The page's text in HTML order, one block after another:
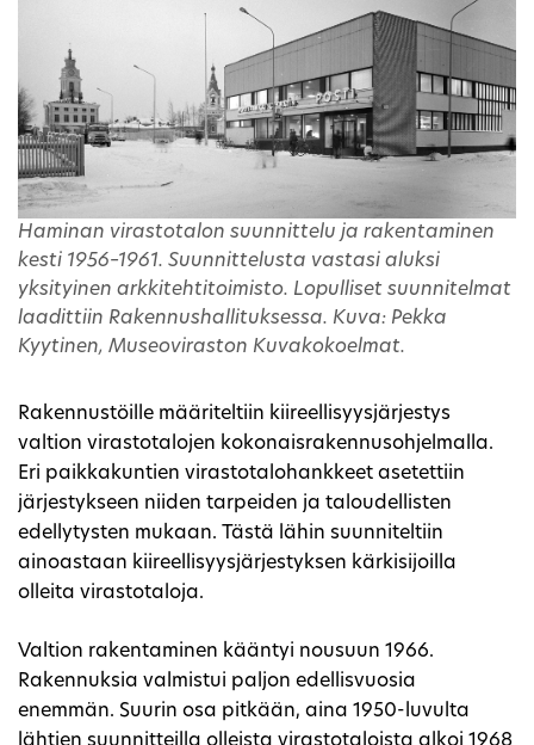
Haminan virastotalon suunnittelu ja rakentaminen
kesti 1956–1961. Suunnittelusta vastasi aluksi
yksityinen arkkitehtitoimisto. Lopulliset suunnitelmat
laadittiin Rakennushallituksessa. Kuva: Pekka
Kyytinen, Museoviraston Kuvakokoelmat.
Rakennustöille määriteltiin kiireellisyysjärjestys
valtion virastotalojen kokonaisrakennusohjelmalla.
Eri paikkakuntien virastotalohankkeet asetettiin
järjestykseen niiden tarpeiden ja taloudellisten
edellytysten mukaan. Tästä lähin suunniteltiin
ainoastaan kiireellisyysjärjestyksen kärkisijoilla
olleita virastotaloja.
Valtion rakentaminen kääntyi nousuun 1966.
Rakennuksia valmistui paljon edellisvuosia
enemmän. Suurin osa pitkään, aina 1950-luvulta